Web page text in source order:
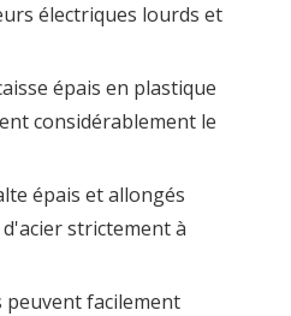
électriques lourds et
épais en plastique
considérablement le
épais et allongés
strictement à
peuvent facilement